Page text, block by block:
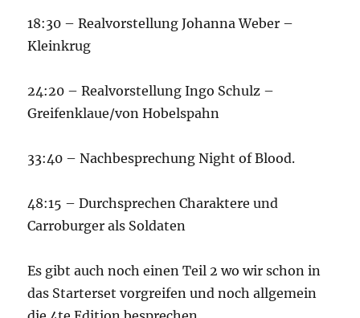
18:30 – Realvorstellung Johanna Weber –
Kleinkrug
24:20 – Realvorstellung Ingo Schulz –
Greifenklaue/von Hobelspahn
33:40 – Nachbesprechung Night of Blood.
48:15 – Durchsprechen Charaktere und
Carroburger als Soldaten
Es gibt auch noch einen Teil 2 wo wir schon in
das Starterset vorgreifen und noch allgemein